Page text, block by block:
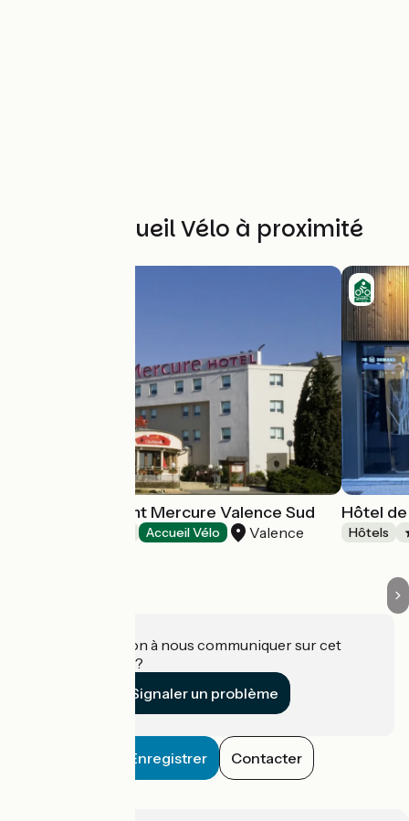
Autres Accueil Vélo à proximité
Hôtel-Restaurant Mercure Valence Sud
Accueil Vélo Valence
Hôtel
Hôtels
Une information à nous communiquer sur cet
établissement ?
Signaler un problème
Enregistrer Contacter